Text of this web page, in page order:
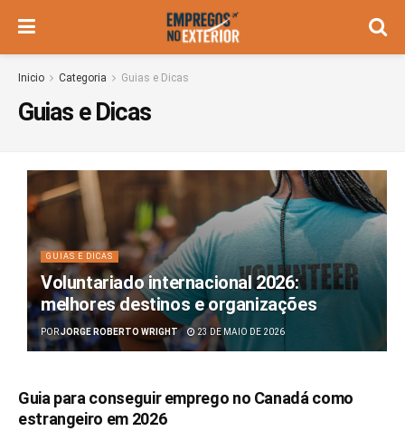
Inicio Categoria Guias e Dicas
Guias e Dicas
GUIAS E DICAS
Voluntariado internacional 2026:
melhores destinos e organizações
PORJORGE ROBERTO WRIGHT 23 DE MAIO DE 2026
Guia para conseguir emprego no Canadá como
estrangeiro em 2026